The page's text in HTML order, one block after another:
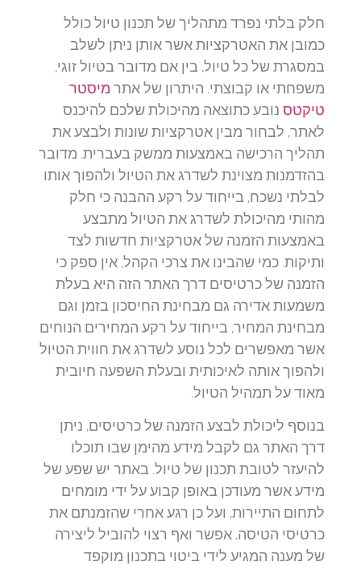
חלק בלתי נפרד מתהליך של תכנון טיול כולל
כמובן את האטרקציות אשר אותן ניתן לשלב
במסגרת של כל טיול, בין אם מדובר בטיול זוגי,
משפחתי או קבוצתי. היתרון של אתרמיסטר
טיקטסנובע כתוצאה מהיכולת שלכם להיכנס
לאתר, לבחור מבין אטרקציות שונות ולבצע את
תהליך הרכישה באמצעות ממשק בעברית. מדובר
בהזדמנות מצוינת לשדרג את הטיול ולהפוך אותו
לבלתי נשכח, בייחוד על רקע ההבנה כי חלק
מהותי מהיכולת לשדרג את הטיול מתבצע
באמצעות הזמנה של אטרקציות חדשות לצד
ותיקות. כמי שהבינו את צרכי הקהל, אין ספק כי
הזמנה של כרטיסים דרך האתר הזה היא בעלת
משמעות אדירה גם מבחינת החיסכון בזמן וגם
מבחינת המחיר, בייחוד על רקע המחירים הנוחים
אשר מאפשרים לכל נוסע לשדרג את חווית הטיול
ולהפוך אותה לאיכותית ובעלת השפעה חיובית
מאוד על תמהיל הטיול.
בנוסף ליכולת לבצע הזמנה של כרטיסים, ניתן
דרך האתר גם לקבל מידע מהימן שבו תוכלו
להיעזר לטובת תכנון של טיול. באתר יש שפע של
מידע אשר מעודכן באופן קבוע על ידי מומחים
לתחום התיירות, ועל כן רגע אחרי שהזמנתם את
כרטיסי הטיסה, אפשר ואף רצוי להוביל ליצירה
של מענה המגיע לידי ביטוי בתכנון מוקפד